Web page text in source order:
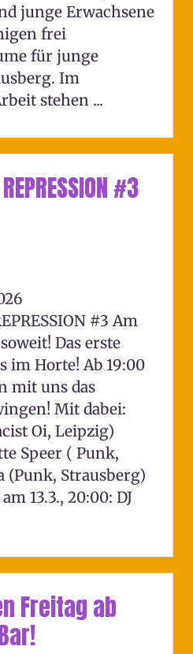
junge Erwachsene
frei
für junge
Im
stehen ...
#3
#3 Am
Das erste
im Horte! Ab 19:00
mit uns das
Mit dabei:
Oi, Leipzig)
Speer ( Punk,
(Punk, Strausberg)
13.3., 20:00: DJ
Freitag ab